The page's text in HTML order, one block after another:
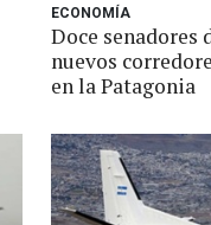
ECONOMÍA
Doce senadores
nuevos
en la Patagonia